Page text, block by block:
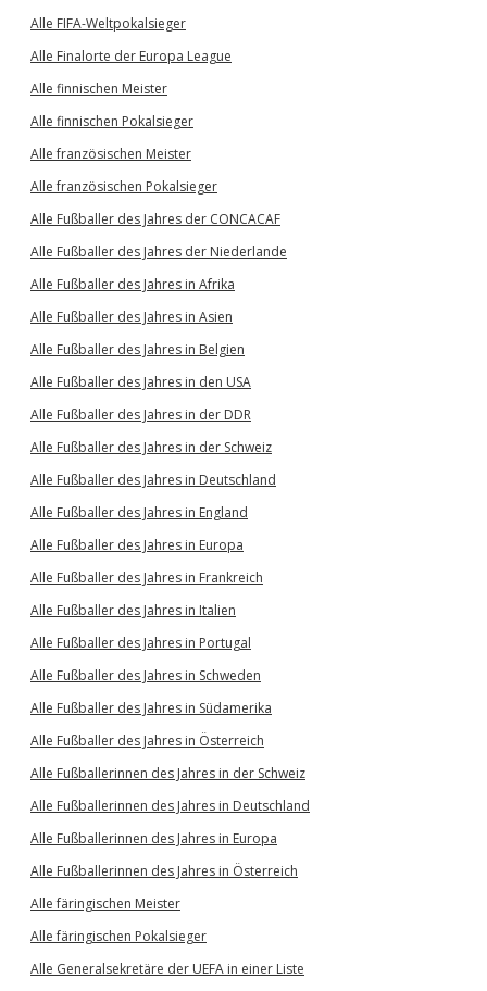
Alle FIFA-Weltpokalsieger
Alle Finalorte der Europa League
Alle finnischen Meister
Alle finnischen Pokalsieger
Alle französischen Meister
Alle französischen Pokalsieger
Alle Fußballer des Jahres der CONCACAF
Alle Fußballer des Jahres der Niederlande
Alle Fußballer des Jahres in Afrika
Alle Fußballer des Jahres in Asien
Alle Fußballer des Jahres in Belgien
Alle Fußballer des Jahres in den USA
Alle Fußballer des Jahres in der DDR
Alle Fußballer des Jahres in der Schweiz
Alle Fußballer des Jahres in Deutschland
Alle Fußballer des Jahres in England
Alle Fußballer des Jahres in Europa
Alle Fußballer des Jahres in Frankreich
Alle Fußballer des Jahres in Italien
Alle Fußballer des Jahres in Portugal
Alle Fußballer des Jahres in Schweden
Alle Fußballer des Jahres in Südamerika
Alle Fußballer des Jahres in Österreich
Alle Fußballerinnen des Jahres in der Schweiz
Alle Fußballerinnen des Jahres in Deutschland
Alle Fußballerinnen des Jahres in Europa
Alle Fußballerinnen des Jahres in Österreich
Alle färingischen Meister
Alle färingischen Pokalsieger
Alle Generalsekretäre der UEFA in einer Liste